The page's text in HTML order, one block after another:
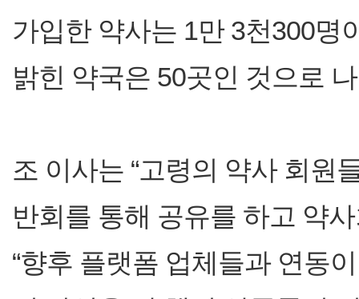
가입한 약사는 1만 3천300명
밝힌 약국은 50곳인 것으로
조 이사는 “고령의 약사 회원
반회를 통해 공유를 하고 약
“향후 플랫폼 업체들과 연동